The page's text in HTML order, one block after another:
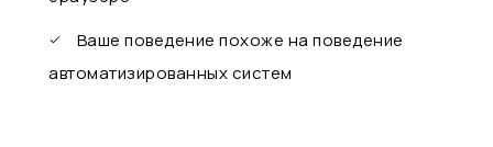
Ваше поведение похоже на поведение
автоматизированных систем